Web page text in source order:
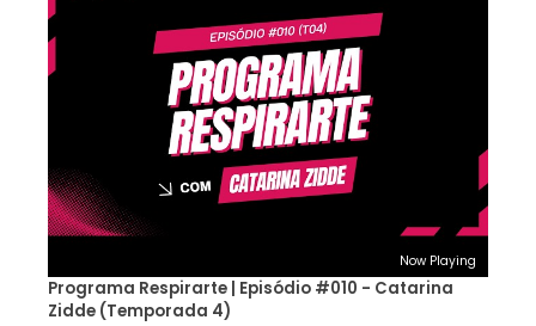
Now Playing
Programa Respirarte | Episódio #010 - Catarina
Zidde (Temporada 4)